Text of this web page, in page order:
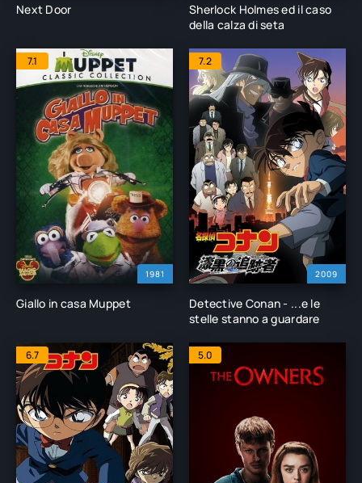
Next Door
Sherlock Holmes ed il caso
della calza di seta
1981
7.1
Giallo in casa Muppet
2009
7.2
Detective Conan - ...e le
stelle stanno a guardare
6.7 5.0